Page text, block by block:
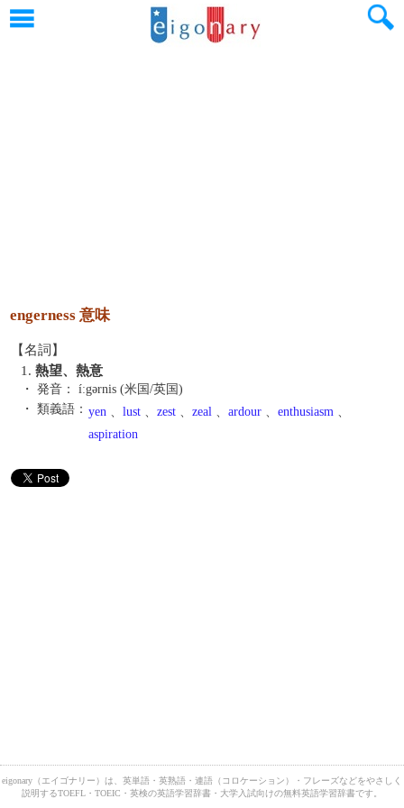
engerness 意味
【名詞】
1. 熱望、熱意
・ 発音：
íːgərnis (米国/英国)
・ 類義語： yen 、 lust 、 zest 、 zeal 、 ardour 、 enthusiasm 、
aspiration
eigonary（エイゴナリー）は、英単語・英熟語・連語（コロケーション）・フレーズなどをやさしく
説明するTOEFL・TOEIC・英検の英語学習辞書・大学入試向けの無料英語学習辞書です。